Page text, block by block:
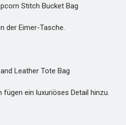
Stitch Bucket Bag
Eimer-Tasche.
Leather Tote Bag
ein luxuriöses Detail hinzu.